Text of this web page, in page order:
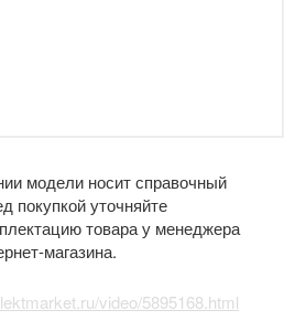
модели носит справочный
покупкой уточняйте
товара у менеджера
магазина.
video/5895168.html